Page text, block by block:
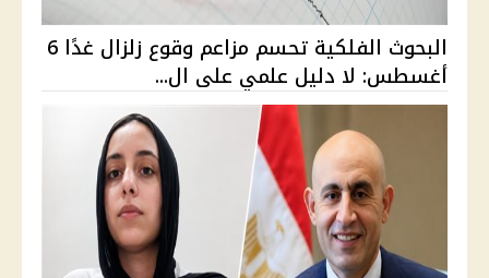
البحوث الفلكية تحسم مزاعم وقوع زلزال غدًا 6
أغسطس: لا دليل علمي على ال...